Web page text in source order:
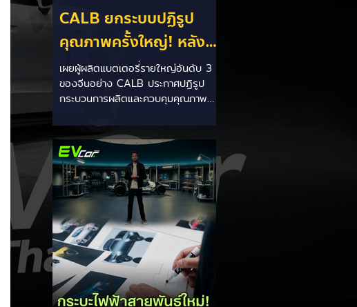
CALB ยกระบบปฏิรูป
คุณภาพครั้งใหญ่! หลัง
เกิดวิกฤต "แบตเตอรี่
กล้วยหอม" บวมพองในรถ
EV ของ GAC Aion
เผยผู้ผลิตแบตเตอรี่รายใหญ่อันดับ 3
ของจีนอย่าง CALB ประกาศปฏิรูป
กระบวนการผลิตและควบคุมคุณภาพ
ปัญหากรณีเซลล์แบตเตอรี่ LFP ขนาด
177 Ah บวมพองจนมีรูปทรงงอคล้าย
กล้วยหอม (Banana Battery) ส่งผล
ให้รถยนต์ไฟฟ้า GAC Aion S ที่ใช้งาน
เชิงพาณิชย์ (เช่น แท็กซี่ และ Ride-
hailing) เกิดอาการแบตเตอรี่บวม น้ำ
ยาอิเล็กโทรไลต์รั่วซึม และพลังงานดับ
กะทันหัน ซึ่งกระทบรถยนต์ในจีนกว่า
213,000 คัน วิกฤตแบตเตอรี่กล้วย
หอม: ปัญหาเกิดขึ้นกับเซลล์ LFP ของ
CALB ในรถ Aion S ที่ใช